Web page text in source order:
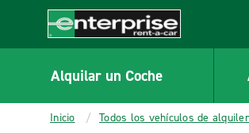
CONTENT
Enterprise
Alquilar un Coche
Inicio Todos los vehículos de